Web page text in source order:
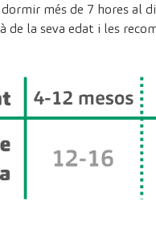
més de 7 hores al
de la seva edat i les